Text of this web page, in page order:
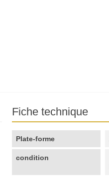
Fiche technique
Plate-forme
condition